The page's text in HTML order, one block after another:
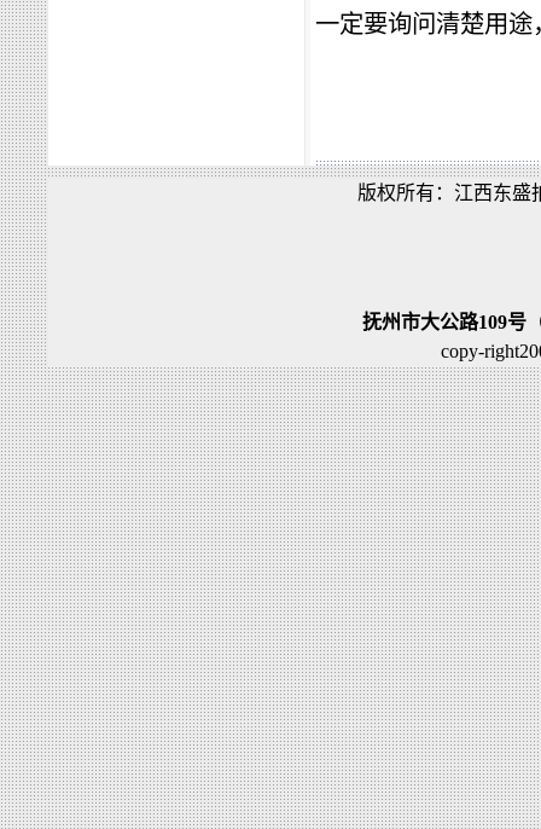
一定要询问清楚用
版权所有：江西东盛
抚州市大公路109号
copy-